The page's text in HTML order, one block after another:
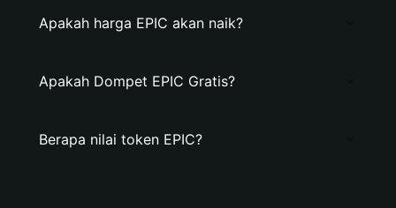
Apakah harga EPIC akan naik?
Apakah Dompet EPIC Gratis?
Berapa nilai token EPIC?